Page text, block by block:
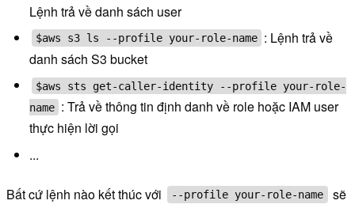
Lệnh trả về danh sách user
$aws s3 ls --profile your-role-name : Lệnh trả về
danh sách S3 bucket
$aws sts get-caller-identity --profile your-role-
name : Trả về thông tin định danh về role hoặc IAM user
thực hiện lời gọi
...
Bất cứ lệnh nào kết thúc với --profile your-role-name
sẽ